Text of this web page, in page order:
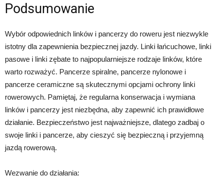
Podsumowanie
Wybór odpowiednich linków i pancerzy do roweru jest niezwykle
istotny dla zapewnienia bezpiecznej jazdy. Linki łańcuchowe, linki
pasowe i linki zębate to najpopularniejsze rodzaje linków, które
warto rozważyć. Pancerze spiralne, pancerze nylonowe i
pancerze ceramiczne są skutecznymi opcjami ochrony linki
rowerowych. Pamiętaj, że regularna konserwacja i wymiana
linków i pancerzy jest niezbędna, aby zapewnić ich prawidłowe
działanie. Bezpieczeństwo jest najważniejsze, dlatego zadbaj o
swoje linki i pancerze, aby cieszyć się bezpieczną i przyjemną
jazdą rowerową.
Wezwanie do działania: